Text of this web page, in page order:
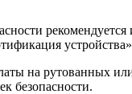
на рутованных
безопасности.